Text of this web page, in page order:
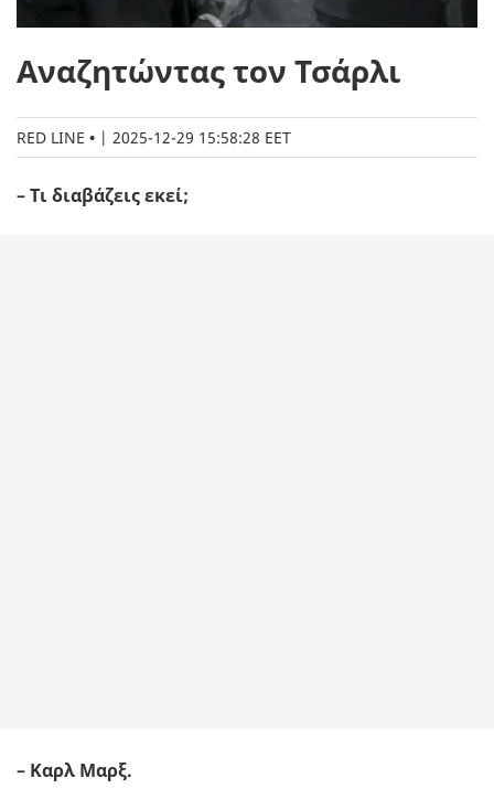
Αναζητώντας τον Τσάρλι
RED LINE | 2025-12-29 15:58:28 EET
– Τι διαβάζεις εκεί;
– Καρλ Μαρξ.